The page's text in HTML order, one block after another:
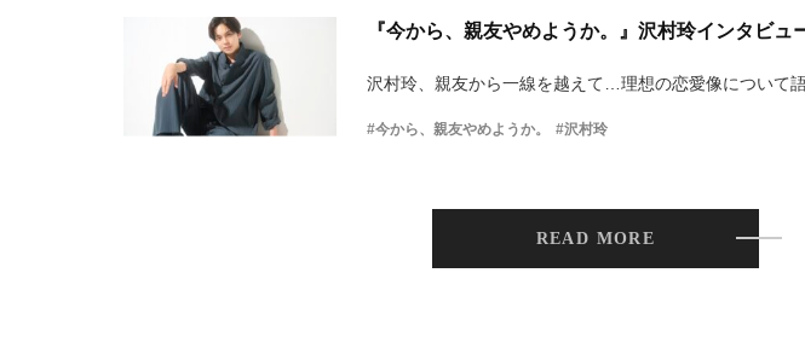
『今から、親友やめようか。』沢村玲インタビュ
沢村玲、親友から一線を越えて…理想の恋愛像について
#今から、親友やめようか。 #沢村玲
READ MORE